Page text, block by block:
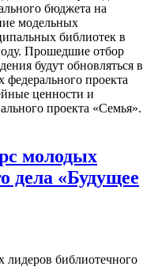
бюджета на
модельных
библиотек в
Прошедшие отбор
будут обновляться в
федерального проекта
ценности и
проекта «Семья».
молодых
дела «Будущее